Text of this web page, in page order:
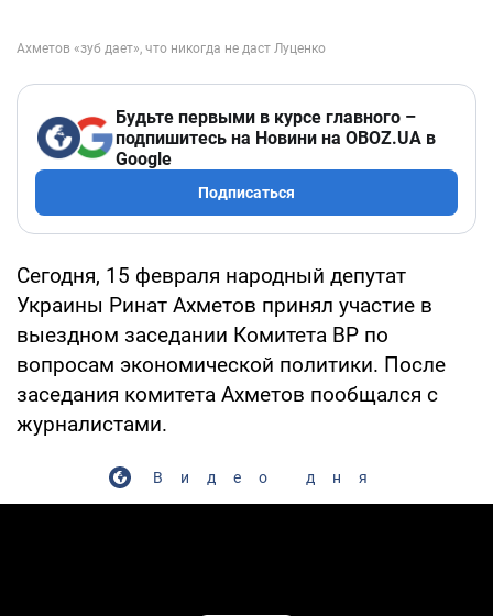
Будьте первыми в курсе главного –
подпишитесь на Новини на OBOZ.UA в
Google
Подписаться
Сегодня, 15 февраля народный депутат
Украины Ринат Ахметов принял участие в
выездном заседании Комитета ВР по
вопросам экономической политики. После
заседания комитета Ахметов пообщался с
журналистами.
Видео дня